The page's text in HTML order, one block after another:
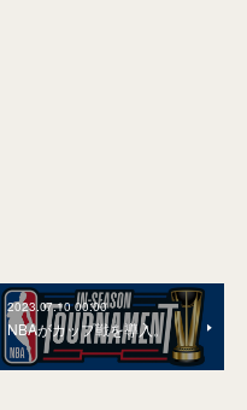
2023.07.10 00:00
NBAがカップ戦を導入。